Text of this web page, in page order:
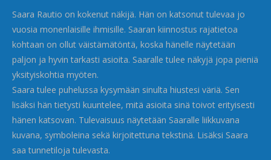
Saara Rautio on kokenut näkijä. Hän on katsonut tulevaa jo
vuosia monenlaisille ihmisille. Saaran kiinnostus rajatietoa
kohtaan on ollut väistämätöntä, koska hänelle näytetään
paljon ja hyvin tarkasti asioita. Saaralle tulee näkyjä jopa pieniä
yksityiskohtia myöten.
Saara tulee puhelussa kysymään sinulta hiustesi väriä. Sen
lisäksi hän tietysti kuuntelee, mitä asioita sinä toivot erityisesti
hänen katsovan. Tulevaisuus näytetään Saaralle liikkuvana
kuvana, symboleina sekä kirjoitettuna tekstinä. Lisäksi Saara
saa tunnetiloja tulevasta.